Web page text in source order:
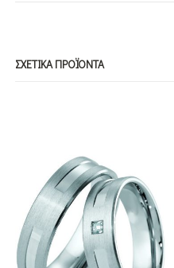
ΣΧΕΤΙΚΆ ΠΡΟΪΌΝΤΑ